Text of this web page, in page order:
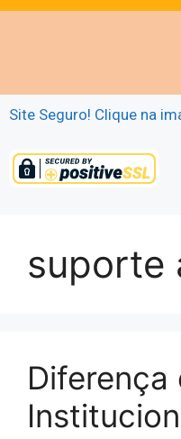
Site Seguro! Clique na
suporte
Diferença